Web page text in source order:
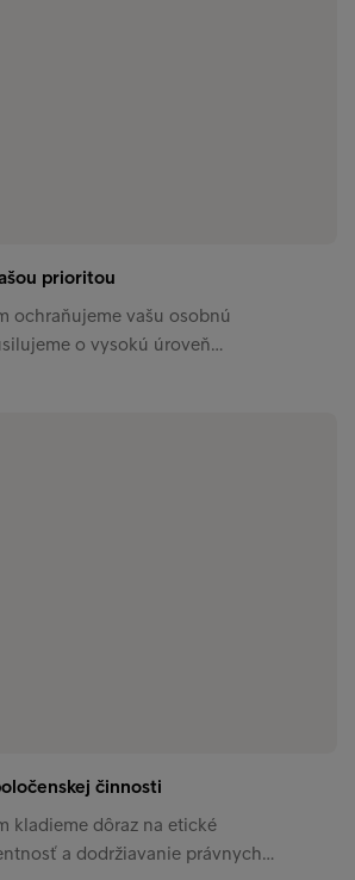
prioritou
ochraňujeme vašu osobnú
o vysokú úroveň…
činnosti
kladieme dôraz na etické
a dodržiavanie právnych…